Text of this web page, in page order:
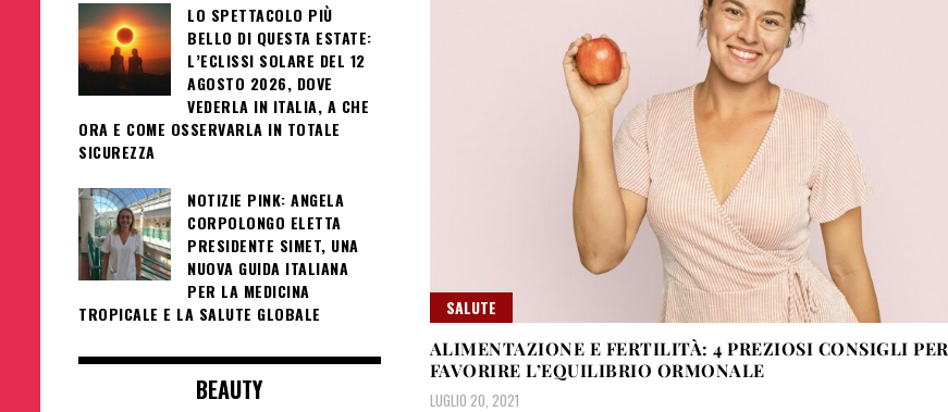
SALUTE
ALIMENTAZIONE E FERTILITÀ: 4 PREZIOSI CONSIGLI PER
FAVORIRE L’EQUILIBRIO ORMONALE
LUGLIO 20, 2021
LO SPETTACOLO PIÙ
BELLO DI QUESTA ESTATE:
L’ECLISSI SOLARE DEL 12
AGOSTO 2026, DOVE
VEDERLA IN ITALIA, A CHE
ORA E COME OSSERVARLA IN TOTALE
SICUREZZA
NOTIZIE PINK: ANGELA
CORPOLONGO ELETTA
PRESIDENTE SIMET, UNA
NUOVA GUIDA ITALIANA
PER LA MEDICINA
TROPICALE E LA SALUTE GLOBALE
BEAUTY